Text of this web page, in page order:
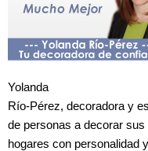
Yolanda
Río-Pérez, decoradora y
de personas a decorar sus
hogares con personalidad